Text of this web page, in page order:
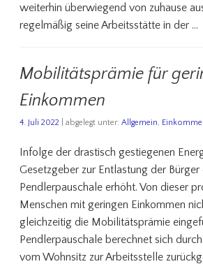
weiterhin überwiegend von zuhause
regelmäßig seine Arbeitsstätte in der …
Mobilitätsprämie für
Einkommen
4. Juli 2022 | abgelegt unter: Allgemein
Infolge der drastisch gestiegenen
Gesetzgeber zur Entlastung der Bürger
Pendlerpauschale erhöht. Von dieser
Menschen mit geringen Einkommen
gleichzeitig die Mobilitätsprämie
Pendlerpauschale berechnet sich
vom Wohnsitz zur Arbeitsstelle